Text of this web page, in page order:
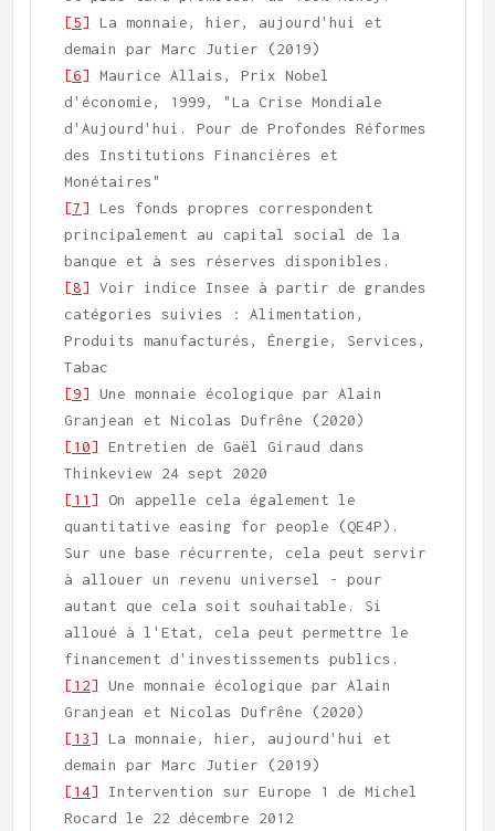
[5] La monnaie, hier, aujourd'hui et
[6] Maurice Allais, Prix Nobel
d'économie, 1999, "La Crise Mondiale
d'Aujourd'hui. Pour de Profondes Réformes
des Institutions Financières et
[7] Les fonds propres correspondent
principalement au capital social de la
[8] Voir indice Insee à partir de grandes
catégories suivies : Alimentation,
Produits manufacturés, Énergie, Services,
[9] Une monnaie écologique par Alain
[10] Entretien de Gaël Giraud dans
[11] On appelle cela également le
quantitative easing for people (QE4P).
Sur une base récurrente, cela peut servir
à allouer un revenu universel - pour
autant que cela soit souhaitable. Si
alloué à l'Etat, cela peut permettre le
[12] Une monnaie écologique par Alain
[13] La monnaie, hier, aujourd'hui et
[14] Intervention sur Europe 1 de Michel